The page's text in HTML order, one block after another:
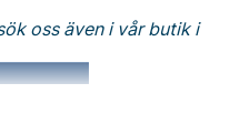
oss även i vår butik i